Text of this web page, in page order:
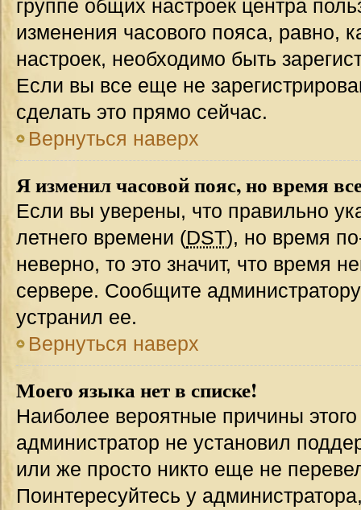
группе общих настроек центра
изменения часового пояса, равно,
настроек, необходимо быть
Если вы все еще не
сделать это прямо сейчас.
Вернуться наверх
Я изменил часовой пояс, но время
Если вы уверены, что правильно
летнего времени (DST), но время
неверно, то это значит, что время
сервере. Сообщите
устранил ее.
Вернуться наверх
Моего языка нет в списке!
Наиболее вероятные причины этого
администратор не установил
или же просто никто еще не
Поинтересуйтесь у